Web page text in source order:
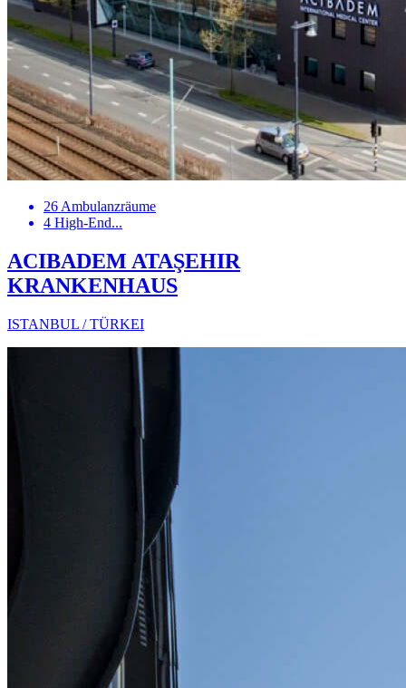
26 Ambulanzräume
4 High-End...
ACIBADEM ATAŞEHIR
KRANKENHAUS
ISTANBUL / TÜRKEI